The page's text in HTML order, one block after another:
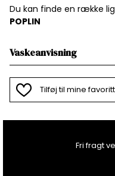
Du kan finde en række
POPLIN
Vaskeanvisning
Tilføj til mine
Fri fragt